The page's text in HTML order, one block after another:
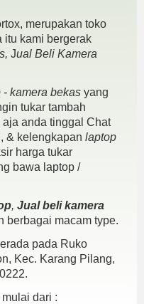
|
merupakan toko
itu kami bergerak
Jual Beli Kamera
kamera bekas yang
tukar tambah
aja anda tinggal Chat
& kelengkapan laptop
harga tukar
bawa laptop /
, Jual beli kamera
berbagai macam type.
pada Ruko
Kec. Karang Pilang,
mulai dari :